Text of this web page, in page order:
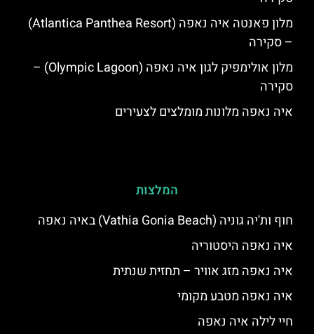
מלון פאנטה איה נאפה (Atlantica Panthea Resort)
– סקירה
מלון אולימפיק לגון איה נאפה (Olympic Lagoon) –
סקירה
איה נאפה מלונות מומלצים לצעירים
המלצות
חוף ות'יה גוניה (Vathia Gonia Beach) באיה נאפה
איה נאפה היסטוריה
איה נאפה מזג אוויר – תחזית שנתית
איה נאפה מטבע מקומי
חיי לילה איה נאפה